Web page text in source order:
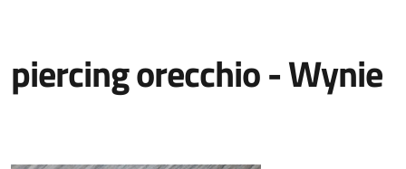
piercing orecchio-Wynie